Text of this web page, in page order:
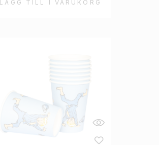
LÄGG TILL I VARUKORG